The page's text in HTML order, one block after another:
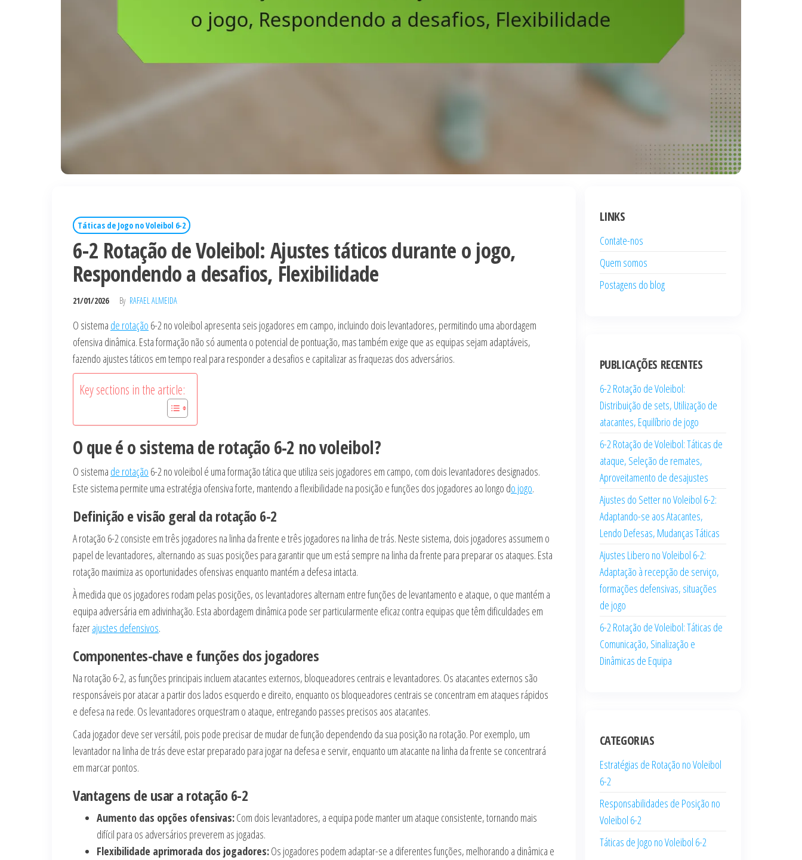
Táticas de Jogo no Voleibol 6-2
6-2 Rotação de Voleibol: Ajustes táticos durante o jogo,
Respondendo a desafios, Flexibilidade
21/01/2026 By RAFAEL ALMEIDA
O sistema de rotação 6-2 no voleibol apresenta seis jogadores em campo, incluindo dois levantadores, permitindo uma abordagem
ofensiva dinâmica. Esta formação não só aumenta o potencial de pontuação, mas também exige que as equipas sejam adaptáveis,
fazendo ajustes táticos em tempo real para responder a desafios e capitalizar as fraquezas dos adversários.
Key sections in the article:
O que é o sistema de rotação 6-2 no voleibol?
O sistema de rotação 6-2 no voleibol é uma formação tática que utiliza seis jogadores em campo, com dois levantadores designados.
Este sistema permite uma estratégia ofensiva forte, mantendo a flexibilidade na posição e funções dos jogadores ao longo do jogo.
Definição e visão geral da rotação 6-2
A rotação 6-2 consiste em três jogadores na linha da frente e três jogadores na linha de trás. Neste sistema, dois jogadores assumem o
papel de levantadores, alternando as suas posições para garantir que um está sempre na linha da frente para preparar os ataques. Esta
rotação maximiza as oportunidades ofensivas enquanto mantém a defesa intacta.
À medida que os jogadores rodam pelas posições, os levantadores alternam entre funções de levantamento e ataque, o que mantém a
equipa adversária em adivinhação. Esta abordagem dinâmica pode ser particularmente eficaz contra equipas que têm dificuldades em
fazerajustes defensivos.
Componentes-chave e funções dos jogadores
Na rotação 6-2, as funções principais incluem atacantes externos, bloqueadores centrais e levantadores. Os atacantes externos são
responsáveis por atacar a partir dos lados esquerdo e direito, enquanto os bloqueadores centrais se concentram em ataques rápidos
e defesa na rede. Os levantadores orquestram o ataque, entregando passes precisos aos atacantes.
Cada jogador deve ser versátil, pois pode precisar de mudar de função dependendo da sua posição na rotação. Por exemplo, um
levantador na linha de trás deve estar preparado para jogar na defesa e servir, enquanto um atacante na linha da frente se concentrará
em marcar pontos.
Vantagens de usar a rotação 6-2
Aumento das opções ofensivas:Com dois levantadores, a equipa pode manter um ataque consistente, tornando mais
difícil para os adversários preverem as jogadas.
Flexibilidade aprimorada dos jogadores:Os jogadores podem adaptar-se a diferentes funções, melhorando a dinâmica e
LINKS
Contate-nos
Quem somos
Postagens do blog
PUBLICAÇÕES RECENTES
6-2 Rotação de Voleibol:
Distribuição de sets, Utilização de
atacantes, Equilíbrio de jogo
6-2 Rotação de Voleibol: Táticas de
ataque, Seleção de remates,
Aproveitamento de desajustes
Ajustes do Setter no Voleibol 6-2:
Adaptando-se aos Atacantes,
Lendo Defesas, Mudanças Táticas
Ajustes Libero no Voleibol 6-2:
Adaptação à recepção de serviço,
formações defensivas, situações
de jogo
6-2 Rotação de Voleibol: Táticas de
Comunicação, Sinalização e
Dinâmicas de Equipa
CATEGORIAS
Estratégias de Rotação no Voleibol
6-2
Responsabilidades de Posição no
Voleibol 6-2
Táticas de Jogo no Voleibol 6-2